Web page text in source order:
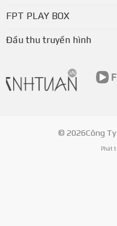
FPT PLAY BOX
Đầu thu truyền hình
© 2026Công
Phát